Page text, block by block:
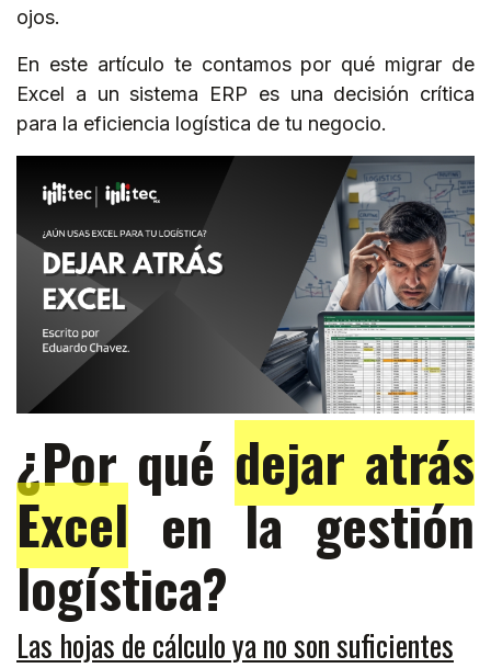
ojos.
En este artículo te contamos por qué migrar de
Excel a un sistema ERP es una decisión crítica
para la eficiencia logística de tu negocio.
¿Por qué dejar atrás
Excel en la gestión
logística?
Las hojas de cálculo ya no son suficientes